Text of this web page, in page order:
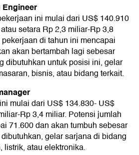
Engineer
ini mulai dari US$ 140.910
setara Rp 2,3 miliar-Rp 3,8
di tahun ini mencapai
akan bertambah lagi sebesar
dibutuhkan untuk posisi ini, gelar
bisnis, atau bidang terkait.
mulai dari US$ 134.830- US$
Rp 3,4 miliar. Potensi jumlah
71.600 dan akan tumbuh sebesar
gelar sarjana di bidang
listrik, atau elektronika.